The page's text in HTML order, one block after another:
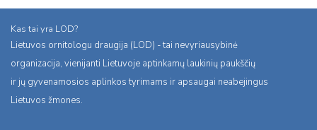
Kas tai yra LOD?
Lietuvos ornitologu draugija (LOD) - tai nevyriausybinė
organizacija, vienijanti Lietuvoje aptinkamų laukinių paukščių
ir jų gyvenamosios aplinkos tyrimams ir apsaugai neabejingus
Lietuvos žmones.